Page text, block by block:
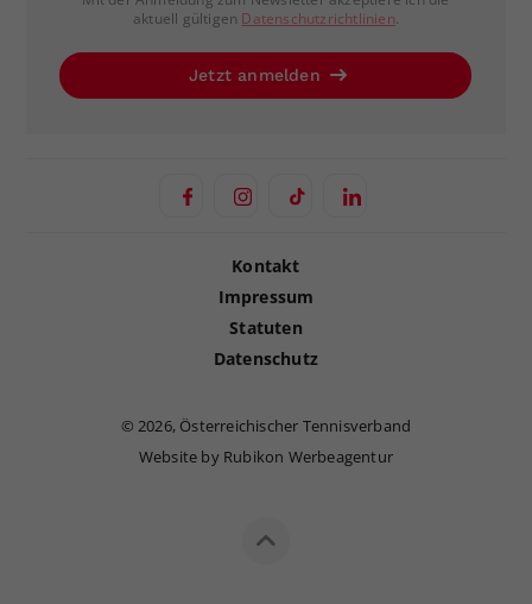
aktuell gültigen Datenschutzrichtlinien.
Jetzt anmelden
Kontakt
Impressum
Statuten
Datenschutz
©2026, Österreichischer Tennisverband
Website by Rubikon Werbeagentur